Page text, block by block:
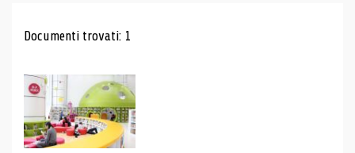
Risultati di ricerca
Documenti trovati: 1